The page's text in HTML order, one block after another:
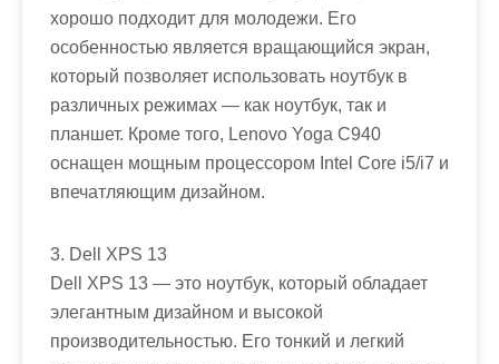
хорошо подходит для молодежи. Его
особенностью является вращающийся экран,
который позволяет использовать ноутбук в
различных режимах — как ноутбук, так и
планшет. Кроме того, Lenovo Yoga C940
оснащен мощным процессором Intel Core i5/i7 и
впечатляющим дизайном.
3. Dell XPS 13
Dell XPS 13 — это ноутбук, который обладает
элегантным дизайном и высокой
производительностью. Его тонкий и легкий